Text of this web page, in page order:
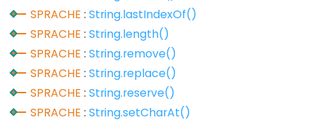
Advanced
IO
noTone()
pulseInLong()
SPRACHE :String.lastIndexOf()
SPRACHE :String.length()
SPRACHE :String.remove()
SPRACHE :String.replace()
SPRACHE :String.reserve()
SPRACHE :String.setCharAt()